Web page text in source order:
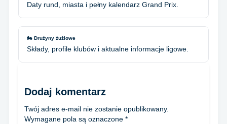
Daty rund, miasta i pełny kalendarz Grand Prix.
🏍️ Drużyny żużlowe
Składy, profile klubów i aktualne informacje ligowe.
Dodaj komentarz
Twój adres e-mail nie zostanie opublikowany.
Wymagane pola są oznaczone *